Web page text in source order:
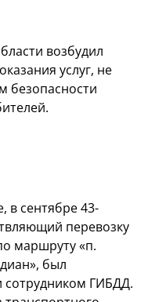
возбудил
услуг, не
безопасности
в сентябре 43-
перевозку
маршруту «п.
был
сотрудником ГИБДД.